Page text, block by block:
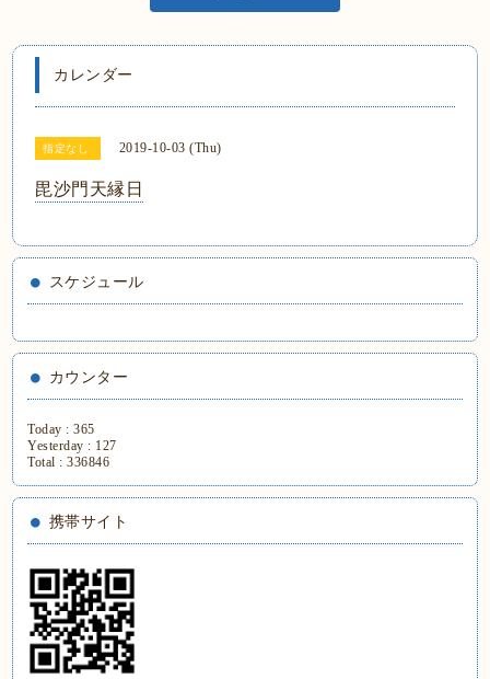
カレンダー
指定なし 2019-10-03 (Thu)
毘沙門天縁日
スケジュール
カウンター
Today :365
Yesterday : 127
Total :336846
携帯サイト